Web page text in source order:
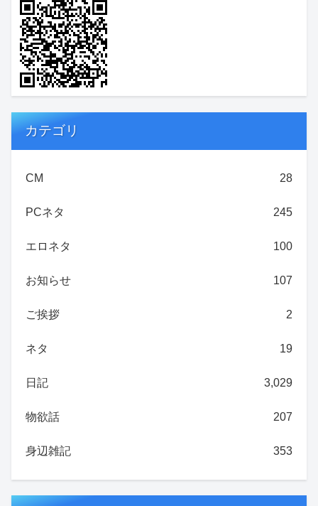
カテゴリ
CM 28
PCネタ 245
エロネタ 100
お知らせ 107
ご挨拶 2
ネタ 19
日記 3,029
物欲話 207
身辺雑記 353